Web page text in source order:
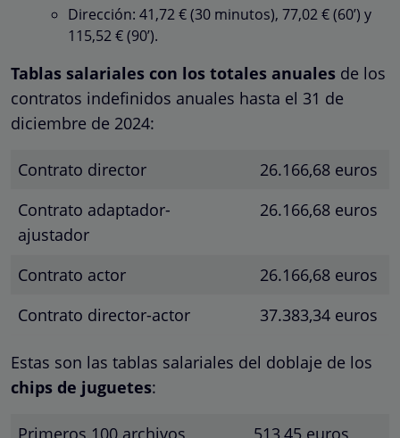
Dirección: 41,72 € (30 minutos), 77,02 € (60’) y
115,52 € (90’).
Tablas salariales con los totales anuales de los
contratos indefinidos anuales hasta el 31 de
diciembre de 2024:
Contrato director
26.166,68 euros
Contrato adaptador-
ajustador
26.166,68 euros
Contrato actor
26.166,68 euros
Contrato director-actor
37.383,34 euros
Estas son las tablas salariales del doblaje de los
chips de juguetes:
Primeros 100 archivos
513,45 euros